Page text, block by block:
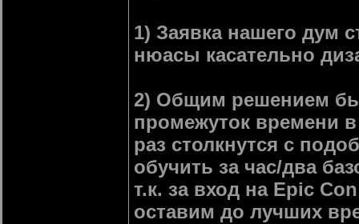
1) Заявка нашего дум
нюасы касательно
2) Общим решением
промежуток времени
раз столкнутся с
обучить за час/два
т.к. за вход на Epic
оставим до лучших